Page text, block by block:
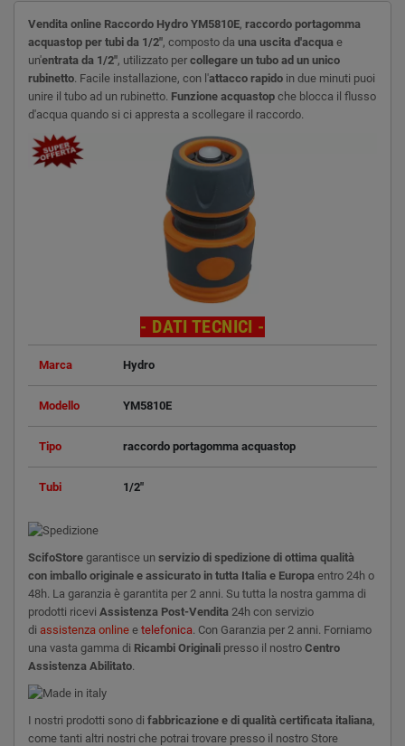
Vendita online Raccordo Hydro YM5810E, raccordo portagomma
acquastop per tubi da 1/2", composto da una uscita d'acqua e
un'entrata da 1/2", utilizzato per collegare un tubo ad un unico
rubinetto. Facile installazione, con l'attacco rapido in due minuti puoi
unire il tubo ad un rubinetto. Funzione acquastop che blocca il flusso
d'acqua quando si ci appresta a scollegare il raccordo.
- DATI TECNICI -
Marca Hydro
Modello YM5810E
Tipo raccordo portagomma acquastop
Tubi 1/2"
ScifoStore garantisce un servizio di spedizione di ottima qualità
con imballo originale e assicurato in tutta Italia e Europa entro 24h o
48h. La garanzia è garantita per 2 anni. Su tutta la nostra gamma di
prodotti ricevi Assistenza Post-Vendita 24h con servizio
di assistenza online e telefonica. Con Garanzia per 2 anni. Forniamo
una vasta gamma di Ricambi Originali presso il nostro Centro
Assistenza Abilitato.
I nostri prodotti sono di fabbricazione e di qualità certificata italiana,
come tanti altri nostri che potrai trovare presso il nostro Store